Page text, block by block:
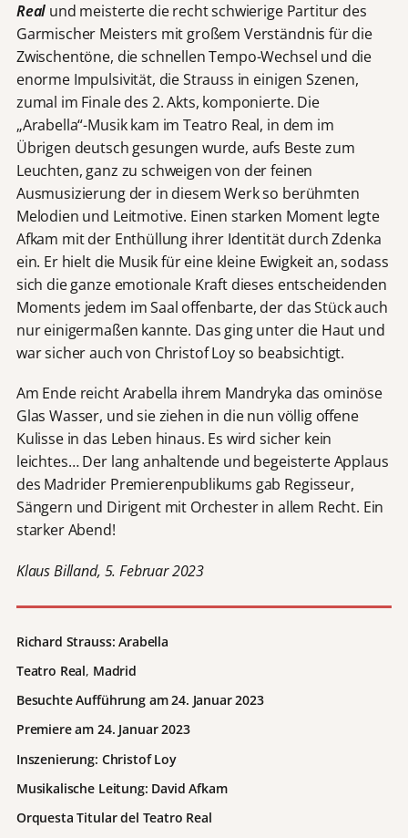
Real und meisterte die recht schwierige Partitur des
Garmischer Meisters mit großem Verständnis für die
Zwischentöne, die schnellen Tempo-Wechsel und die
enorme Impulsivität, die Strauss in einigen Szenen,
zumal im Finale des 2. Akts, komponierte. Die
„Arabella“-Musik kam im Teatro Real, in dem im
Übrigen deutsch gesungen wurde, aufs Beste zum
Leuchten, ganz zu schweigen von der feinen
Ausmusizierung der in diesem Werk so berühmten
Melodien und Leitmotive. Einen starken Moment legte
Afkam mit der Enthüllung ihrer Identität durch Zdenka
ein. Er hielt die Musik für eine kleine Ewigkeit an, sodass
sich die ganze emotionale Kraft dieses entscheidenden
Moments jedem im Saal offenbarte, der das Stück auch
nur einigermaßen kannte. Das ging unter die Haut und
war sicher auch von Christof Loy so beabsichtigt.
Am Ende reicht Arabella ihrem Mandryka das ominöse
Glas Wasser, und sie ziehen in die nun völlig offene
Kulisse in das Leben hinaus. Es wird sicher kein
leichtes… Der lang anhaltende und begeisterte Applaus
des Madrider Premierenpublikums gab Regisseur,
Sängern und Dirigent mit Orchester in allem Recht. Ein
starker Abend!
Klaus Billand, 5. Februar 2023
Richard Strauss: Arabella
Teatro Real, Madrid
Besuchte Aufführung am 24. Januar 2023
Premiere am 24. Januar 2023
Inszenierung: Christof Loy
Musikalische Leitung: David Afkam
Orquesta Titular del Teatro Real